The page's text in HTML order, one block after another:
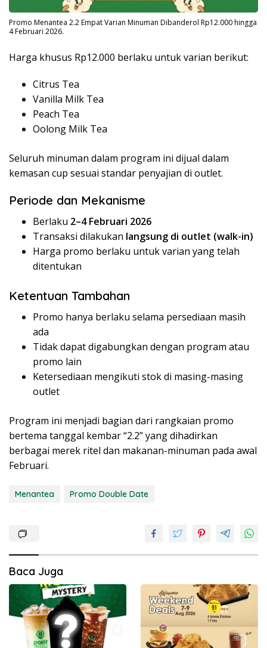
Promo Menantea 2.2 Empat Varian Minuman Dibanderol Rp12.000 hingga
4 Februari 2026.
Harga khusus Rp12.000 berlaku untuk varian berikut:
Citrus Tea
Vanilla Milk Tea
Peach Tea
Oolong Milk Tea
Seluruh minuman dalam program ini dijual dalam
kemasan cup sesuai standar penyajian di outlet.
Periode dan Mekanisme
Berlaku 2–4 Februari 2026
Transaksi dilakukan langsung di outlet (walk-in)
Harga promo berlaku untuk varian yang telah
ditentukan
Ketentuan Tambahan
Promo hanya berlaku selama persediaan masih
ada
Tidak dapat digabungkan dengan program atau
promo lain
Ketersediaan mengikuti stok di masing-masing
outlet
Program ini menjadi bagian dari rangkaian promo
bertema tanggal kembar “2.2” yang dihadirkan
berbagai merek ritel dan makanan-minuman pada awal
Februari.
Menantea Promo Double Date
Baca Juga